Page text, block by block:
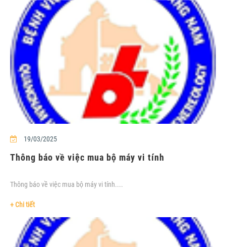
19/03/2025
Thông báo về việc mua bộ máy vi tính
Thông báo về việc mua bộ máy vi tính....
+ Chi tiết